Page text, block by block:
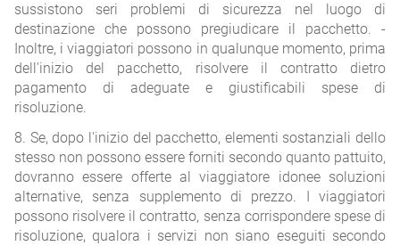
sussistono seri problemi di sicurezza nel luogo di
destinazione che possono pregiudicare il pacchetto. -
Inoltre, i viaggiatori possono in qualunque momento, prima
dell'inizio del pacchetto, risolvere il contratto dietro
pagamento di adeguate e giustificabili spese di
risoluzione.
8. Se, dopo l'inizio del pacchetto, elementi sostanziali dello
stesso non possono essere forniti secondo quanto pattuito,
dovranno essere offerte al viaggiatore idonee soluzioni
alternative, senza supplemento di prezzo. I viaggiatori
possono risolvere il contratto, senza corrispondere spese di
risoluzione, qualora i servizi non siano eseguiti secondo